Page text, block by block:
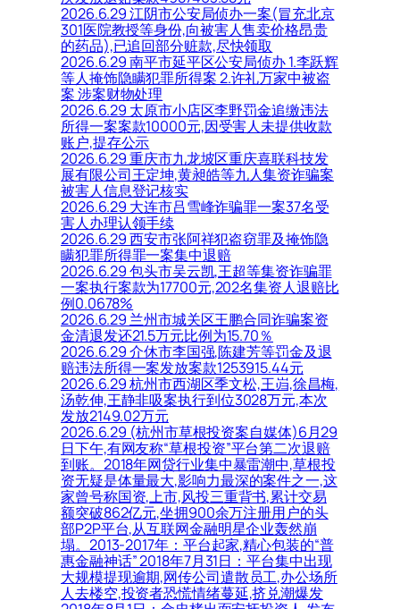
2026.6.29 江阴市公安局侦办一案(冒充北京
301医院教授等身份,向被害人售卖价格昂贵
的药品),已追回部分赃款,尽快领取
2026.6.29 南平市延平区公安局侦办 1.李跃辉
等人掩饰隐瞒犯罪所得案 2.许礼万家中被盗
案 涉案财物处理
2026.6.29 太原市小店区李野罚金追缴违法
所得一案案款10000元,因受害人未提供收款
账户,提存公示
2026.6.29 重庆市九龙坡区重庆喜联科技发
展有限公司王定坤,黄昶皓等九人集资诈骗案
被害人信息登记核实
2026.6.29 大连市吕雪峰诈骗罪一案37名受
害人办理认领手续
2026.6.29 西安市张阿祥犯盗窃罪及掩饰隐
瞒犯罪所得罪一案集中退赔
2026.6.29 包头市吴云凯,王超等集资诈骗罪
一案执行案款为17700元,202名集资人退赔比
例0.0678%
2026.6.29 兰州市城关区王鹏合同诈骗案资
金清退发还21.5万元比例为15.70％
2026.6.29 介休市李国强,陈建芳等罚金及退
赔违法所得一案发放案款1253915.44元
2026.6.29 杭州市西湖区季文松,王岿,徐昌梅,
汤乾伸,王静非吸案执行到位3028万元,本次
发放2149.02万元
2026.6.29 (杭州市草根投资案自媒体)6月29
日下午,有网友称“草根投资”平台第二次退赔
到账。2018年网贷行业集中暴雷潮中,草根投
资无疑是体量最大,影响力最深的案件之一,这
家曾号称国资,上市,风投三重背书,累计交易
额突破862亿元,坐拥900余万注册用户的头
部P2P平台,从互联网金融明星企业轰然崩
塌。2013-2017年：平台起家,精心包装的“普
惠金融神话” 2018年7月31日：平台集中出现
大规模提现逾期,网传公司遣散员工,办公场所
人去楼空,投资者恐慌情绪蔓延,挤兑潮爆发